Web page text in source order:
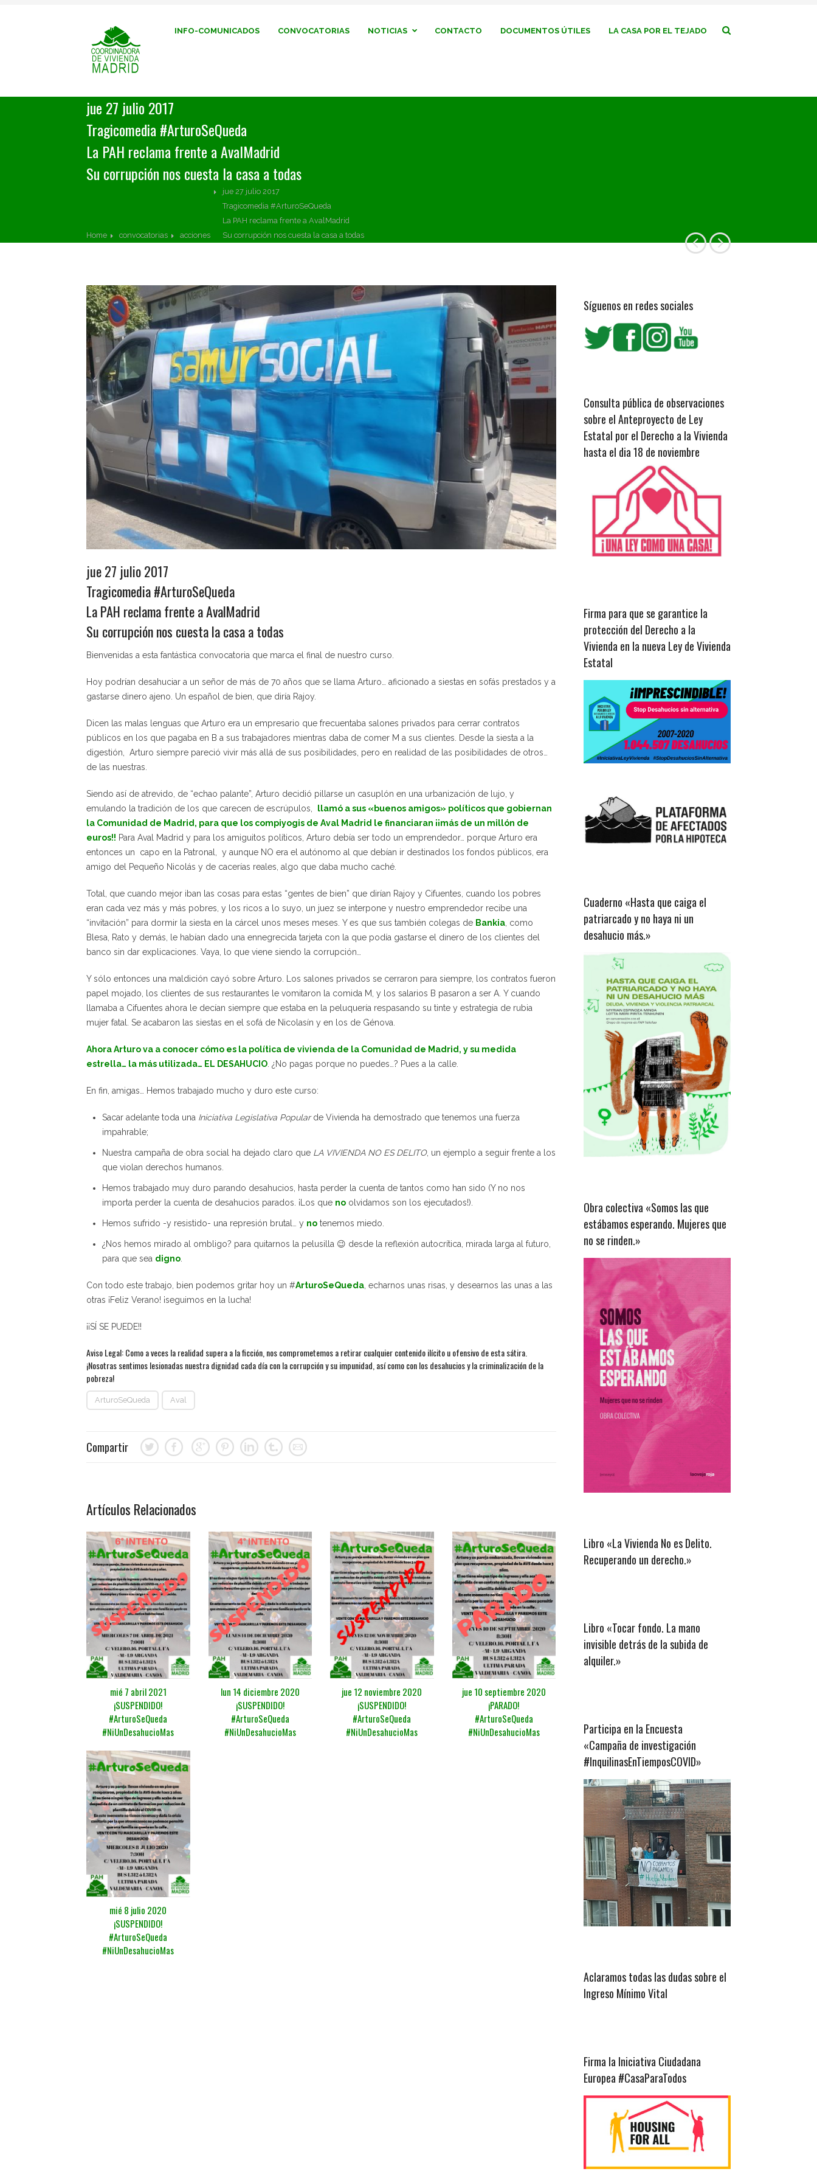
INFO-COMUNICADOS CONVOCATORIAS NOTICIAS CONTACTO DOCUMENTOS ÚTILES LA CASA POR EL TEJADO
jue 27 julio 2017
Tragicomedia #ArturoSeQueda
La PAH reclama frente a AvalMadrid
Su corrupción nos cuesta la casa a todas
Home convocatorias acciones
jue 27 julio 2017
Tragicomedia #ArturoSeQueda
La PAH reclama frente a AvalMadrid
Su corrupción nos cuesta la casa a todas
jue 27 julio 2017
Tragicomedia #ArturoSeQueda
La PAH reclama frente a AvalMadrid
Su corrupción nos cuesta la casa a todas
Bienvenidas a esta fantástica convocatoria que marca el final de nuestro curso.
Hoy podrían desahuciar a un señor de más de 70 años que se llama Arturo… aficionado a siestas en sofás prestados y a
gastarse dinero ajeno. Un español de bien, que diría Rajoy.
Dicen las malas lenguas que Arturo era un empresario que frecuentaba salones privados para cerrar contratos
públicos en los que pagaba en B a sus trabajadores mientras daba de comer M a sus clientes. Desde la siesta a la
digestión, Arturo siempre pareció vivir más allá de sus posibilidades, pero en realidad de las posibilidades de otros…
de las nuestras.
Siendo así de atrevido, de “echao palante”, Arturo decidió pillarse un casuplón en una urbanización de lujo, y
emulando la tradición de los que carecen de escrúpulos, llamó a sus «buenos amigos» políticos que gobiernan
la Comunidad de Madrid, para que los compiyogis de Aval Madrid le financiaran ¡¡más de un millón de
euros!! Para Aval Madrid y para los amiguitos políticos, Arturo debía ser todo un emprendedor… porque Arturo era
entonces un capo en la Patronal, y aunque NO era el autónomo al que debían ir destinados los fondos públicos, era
amigo del Pequeño Nicolás y de cacerías reales, algo que daba mucho caché.
Total, que cuando mejor iban las cosas para estas “gentes de bien” que dirían Rajoy y Cifuentes, cuando los pobres
eran cada vez más y más pobres, y los ricos a lo suyo, un juez se interpone y nuestro emprendedor recibe una
“invitación” para dormir la siesta en la cárcel unos meses meses. Y es que sus también colegas de Bankia, como
Blesa, Rato y demás, le habían dado una ennegrecida tarjeta con la que podía gastarse el dinero de los clientes del
banco sin dar explicaciones. Vaya, lo que viene siendo la corrupción…
Y sólo entonces una maldición cayó sobre Arturo. Los salones privados se cerraron para siempre, los contratos fueron
papel mojado, los clientes de sus restaurantes le vomitaron la comida M, y los salarios B pasaron a ser A. Y cuando
llamaba a Cifuentes ahora le decían siempre que estaba en la peluquería respasando su tinte y estrategia de rubia
mujer fatal. Se acabaron las siestas en el sofá de Nicolasín y en los de Génova.
Ahora Arturo va a conocer cómo es la política de vivienda de la Comunidad de Madrid, y su medida
estrella… la más utilizada… EL DESAHUCIO. ¿No pagas porque no puedes…? Pues a la calle.
En fin, amigas… Hemos trabajado mucho y duro este curso:
Sacar adelante toda una Iniciativa Legislativa Popularde Vivienda ha demostrado que tenemos una fuerza
impahrable;
Nuestra campaña de obra social ha dejado claro que LA VIVIENDA NO ES DELITO, un ejemplo a seguir frente a los
que violan derechos humanos.
Hemos trabajado muy duro parando desahucios, hasta perder la cuenta de tantos como han sido (Y no nos
importa perder la cuenta de desahucios parados. ¡Los que no olvidamos son los ejecutados!).
Hemos sufrido -y resistido- una represión brutal… y no tenemos miedo.
¿Nos hemos mirado al ombligo? para quitarnos la pelusilla 😉 desde la reflexión autocrítica, mirada larga al futuro,
para que sea digno.
Con todo este trabajo, bien podemos gritar hoy un #ArturoSeQueda, echarnos unas risas, y desearnos las unas a las
otras ¡Feliz Verano! ¡seguimos en la lucha!
¡¡SÍ SE PUEDE!!
Aviso Legal: Como a veces la realidad supera a la ficción, nos comprometemos a retirar cualquier contenido ilícito u ofensivo de esta sátira.
¡Nosotras sentimos lesionadas nuestra dignidad cada día con la corrupción y su impunidad, así como con los desahucios y la criminalización de la
pobreza!
ArturoSeQueda Aval
Compartir
Artículos Relacionados
mié 7 abril 2021
¡SUSPENDIDO!
#ArturoSeQueda
#NiUnDesahucioMas
lun 14 diciembre 2020
¡SUSPENDIDO!
#ArturoSeQueda
#NiUnDesahucioMas
jue 12 noviembre 2020
¡SUSPENDIDO!
#ArturoSeQueda
#NiUnDesahucioMas
jue 10 septiembre 2020
¡PARADO!
#ArturoSeQueda
#NiUnDesahucioMas
mié 8 julio 2020
¡SUSPENDIDO!
#ArturoSeQueda
#NiUnDesahucioMas
Síguenos en redes sociales
Consulta pública de observaciones
sobre el Anteproyecto de Ley
Estatal por el Derecho a la Vivienda
hasta el dia 18 de noviembre
Firma para que se garantice la
protección del Derecho a la
Vivienda en la nueva Ley de Vivienda
Estatal
Cuaderno «Hasta que caiga el
patriarcado y no haya ni un
desahucio más.»
Obra colectiva «Somos las que
estábamos esperando. Mujeres que
no se rinden.»
Libro «La Vivienda No es Delito.
Recuperando un derecho.»
Libro «Tocar fondo. La mano
invisible detrás de la subida de
alquiler.»
Participa en la Encuesta
«Campaña de investigación
#InquilinasEnTiemposCOVID»
Aclaramos todas las dudas sobre el
Ingreso Mínimo Vital
Firma la Iniciativa Ciudadana
Europea #CasaParaTodos